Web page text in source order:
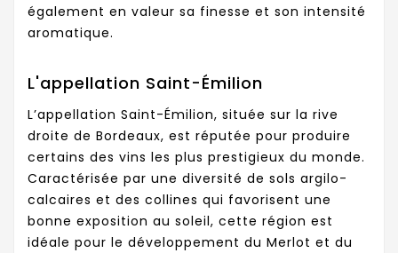
également en valeur sa finesse et son intensité
aromatique.
L'appellation Saint-Émilion
L’appellation Saint-Émilion, située sur la rive
droite de Bordeaux, est réputée pour produire
certains des vins les plus prestigieux du monde.
Caractérisée par une diversité de sols argilo-
calcaires et des collines qui favorisent une
bonne exposition au soleil, cette région est
idéale pour le développement du Merlot et du